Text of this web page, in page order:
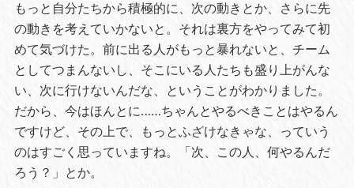
もっと自分たちから積極的に、次の動きとか、さらに先
の動きを考えていかないと。それは裏方をやってみて初
めて気づけた。前に出る人がもっと暴れないと、チーム
としてつまんないし、そこにいる人たちも盛り上がんな
い、次に行けないんだな、ということがわかりました。
だから、今はほんとに……ちゃんとやるべきことはやるん
ですけど、その上で、もっとふざけなきゃな、っていう
のはすごく思っていますね。「次、この人、何やるんだ
ろう？」とか。